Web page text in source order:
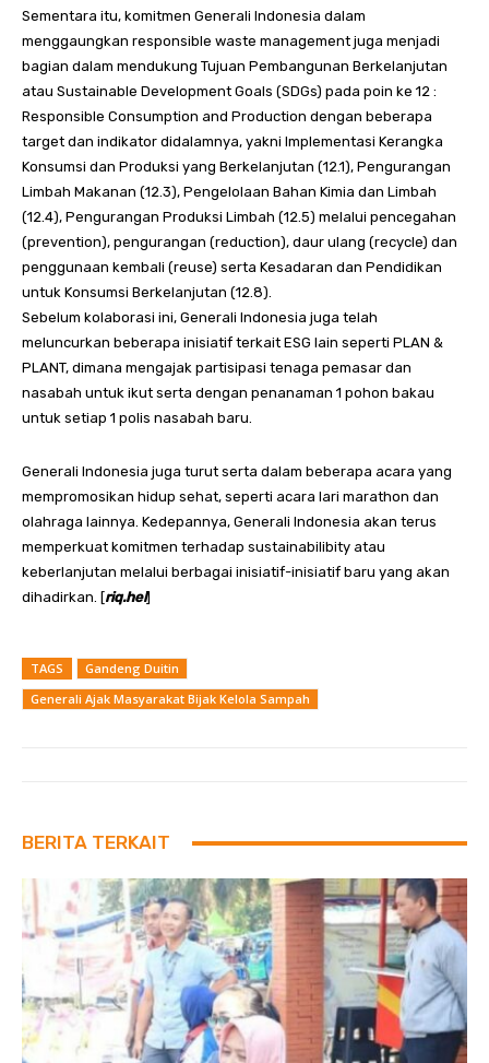
Sementara itu, komitmen Generali Indonesia dalam
menggaungkan responsible waste management juga menjadi
bagian dalam mendukung Tujuan Pembangunan Berkelanjutan
atau Sustainable Development Goals (SDGs) pada poin ke 12 :
Responsible Consumption and Production dengan beberapa
target dan indikator didalamnya, yakni Implementasi Kerangka
Konsumsi dan Produksi yang Berkelanjutan (12.1), Pengurangan
Limbah Makanan (12.3), Pengelolaan Bahan Kimia dan Limbah
(12.4), Pengurangan Produksi Limbah (12.5) melalui pencegahan
(prevention), pengurangan (reduction), daur ulang (recycle) dan
penggunaan kembali (reuse) serta Kesadaran dan Pendidikan
untuk Konsumsi Berkelanjutan (12.8).
Sebelum kolaborasi ini, Generali Indonesia juga telah
meluncurkan beberapa inisiatif terkait ESG lain seperti PLAN &
PLANT, dimana mengajak partisipasi tenaga pemasar dan
nasabah untuk ikut serta dengan penanaman 1 pohon bakau
untuk setiap 1 polis nasabah baru.
Generali Indonesia juga turut serta dalam beberapa acara yang
mempromosikan hidup sehat, seperti acara lari marathon dan
olahraga lainnya. Kedepannya, Generali Indonesia akan terus
memperkuat komitmen terhadap sustainabilibity atau
keberlanjutan melalui berbagai inisiatif-inisiatif baru yang akan
dihadirkan. [riq.hel]
TAGS
Gandeng Duitin
Generali Ajak Masyarakat Bijak Kelola Sampah
BERITA TERKAIT